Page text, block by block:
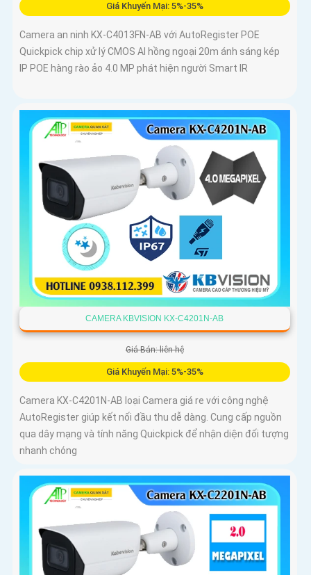
Giá Khuyến Mại: 5%-35%
Camera an ninh KX-C4013FN-AB với AutoRegister POE
Quickpick chip xử lý CMOS AI hồng ngoại 20m ánh sáng kép
IP POE hàng rào ảo 4.0 MP phát hiện người Smart IR
CAMERA KBVISION KX-C4201N-AB
Giá Bán: liên hệ
Giá Khuyến Mại: 5%-35%
Camera KX-C4201N-AB loại Camera giá re với công nghệ
AutoRegister giúp kết nối đầu thu dễ dàng. Cung cấp nguồn
qua dây mạng và tính năng Quickpick để nhận diện đối tượng
nhanh chóng